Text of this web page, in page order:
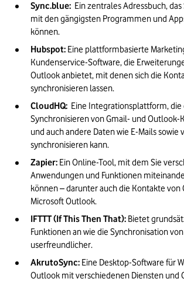
Sync.blue: Ein zentrales Adressbuch,
mit den gängigsten Programmen und
können.
Hubspot: Eine plattformbasierte
Kundenservice-Software, die
Outlook anbietet, mit denen sich die
synchronisieren lassen.
CloudHQ: Eine Integrationsplattform, die
Synchronisieren von Gmail- und
und auch andere Daten wie E-Mails sowie
synchronisieren kann.
Zapier: Ein Online-Tool, mit dem Sie
Anwendungen und Funktionen
können – darunter auch die Kontakte von
Microsoft Outlook.
IFTTT (If This Then That): Bietet
Funktionen an wie die Synchronisation
userfreundlicher.
AkrutoSync: Eine Desktop-Software für
Outlook mit verschiedenen Diensten und